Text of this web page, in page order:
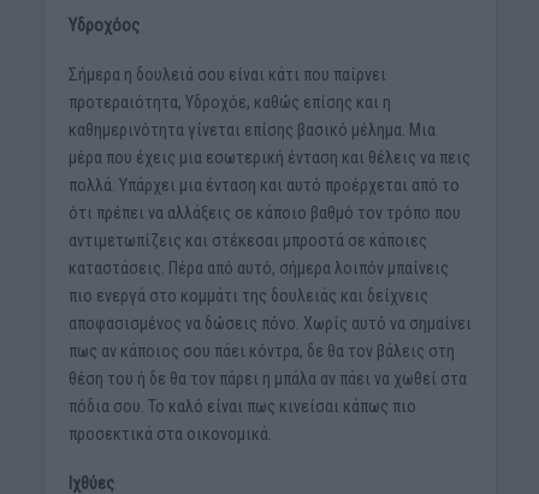
Υδροχόος
Σήμερα η δουλειά σου είναι κάτι που παίρνει
προτεραιότητα, Υδροχόε, καθώς επίσης και η
καθημερινότητα γίνεται επίσης βασικό μέλημα. Μια
μέρα που έχεις μια εσωτερική ένταση και θέλεις να πεις
πολλά. Υπάρχει μια ένταση και αυτό προέρχεται από το
ότι πρέπει να αλλάξεις σε κάποιο βαθμό τον τρόπο που
αντιμετωπίζεις και στέκεσαι μπροστά σε κάποιες
καταστάσεις. Πέρα από αυτό, σήμερα λοιπόν μπαίνεις
πιο ενεργά στο κομμάτι της δουλειάς και δείχνεις
αποφασισμένος να δώσεις πόνο. Χωρίς αυτό να σημαίνει
πως αν κάποιος σου πάει κόντρα, δε θα τον βάλεις στη
θέση του ή δε θα τον πάρει η μπάλα αν πάει να χωθεί στα
πόδια σου. Το καλό είναι πως κινείσαι κάπως πιο
προσεκτικά στα οικονομικά.
Ιχθύες